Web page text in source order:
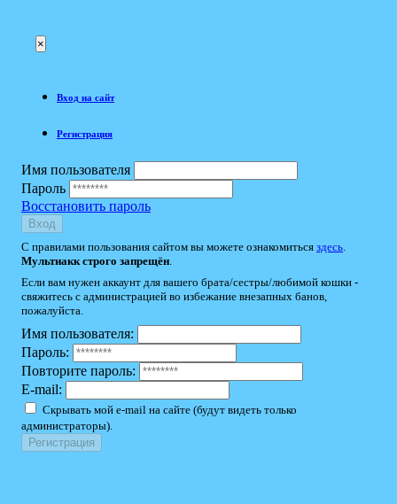
×
Вход на сайт
Регистрация
Имя пользователя
Пароль
Восстановить пароль
Вход
С правилами пользования сайтом вы можете ознакомиться здесь
Мультиакк строго запрещён
Если вам нужен аккаунт для вашего брата/сестры/любимой кошки -
свяжитесь с администрацией во избежание внезапных банов,
пожалуйста.
Имя пользователя:
Пароль:
Повторите пароль:
E-mail:
Скрывать мой e-mail на сайте (будут видеть только
администраторы).